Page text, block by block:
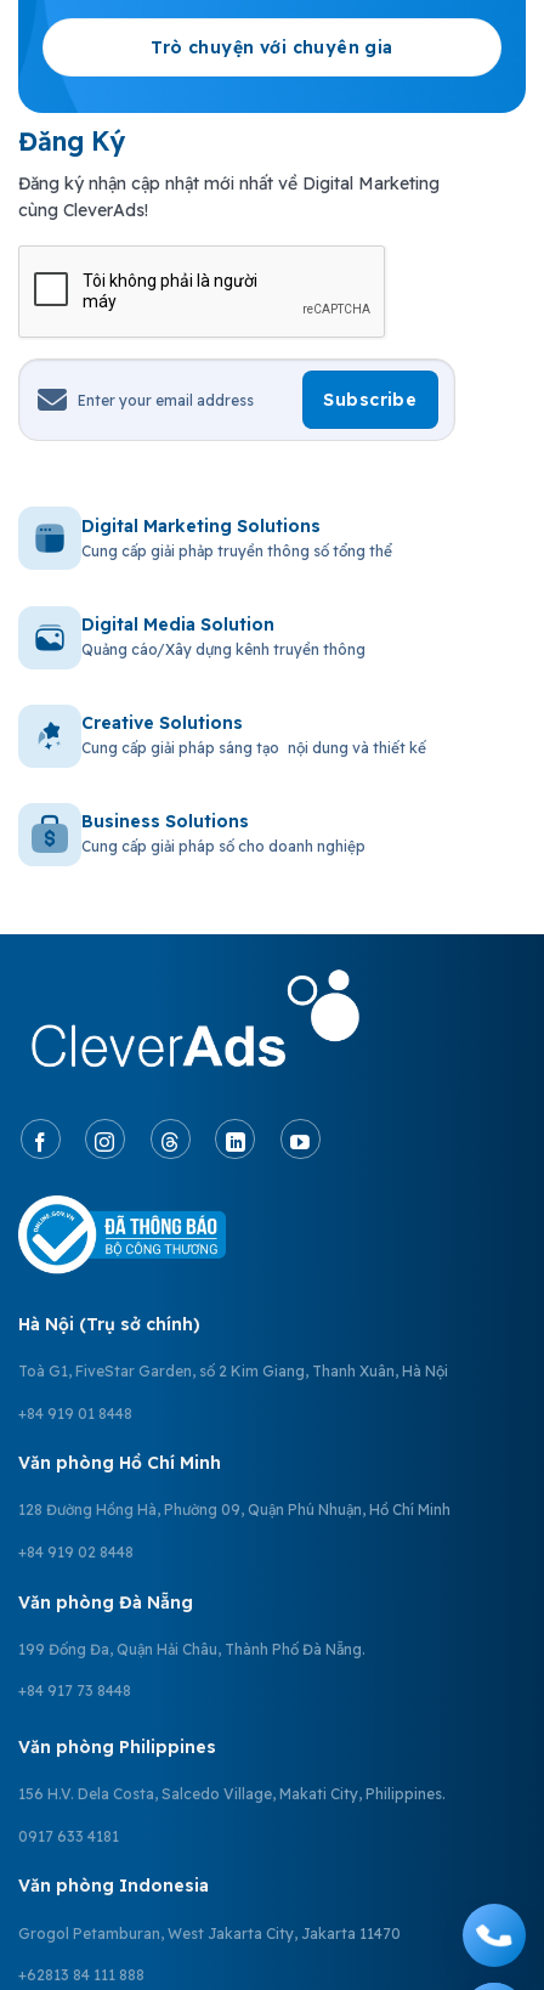
Trò chuyện với chuyên gia
Đăng Ký
Đăng ký nhận cập nhật mới nhất về Digital Marketing
cùng CleverAds!
Digital Marketing Solutions
Cung cấp giải phảp truyền thông số tổng thể
Digital Media Solution
Quảng cáo/Xây dựng kênh truyền thông
Creative Solutions
Cung cấp giải pháp sáng tạo nội dung và thiết kế
Business Solutions
Cung cấp giải pháp số cho doanh nghiệp
Hà Nội (Trụ sở chính)
Toà G1, FiveStar Garden, số 2 Kim Giang, Thanh Xuân, Hà Nội
+84 919 01 8448
Văn phòng Hồ Chí Minh
128 Đường Hồng Hà, Phường 09, Quận Phú Nhuận, Hồ Chí Minh
+84 919 02 8448
Văn phòng Đà Nẵng
199 Đống Đa, Quận Hải Châu, Thành Phố Đà Nẵng.
+84 917 73 8448
Văn phòng Philippines
156 H.V. Dela Costa, Salcedo Village, Makati City, Philippines.
0917 633 4181
Văn phòng Indonesia
Grogol Petamburan, West Jakarta City, Jakarta 11470
+62813 84 111 888